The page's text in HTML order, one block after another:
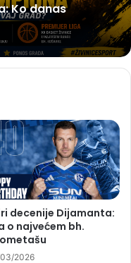
Ko danas
decenije Dijamanta:
o najvećem bh.
2026